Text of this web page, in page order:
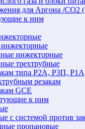
для Аргона /СО2
к ним
инжекторные
инжекторные
трехтрубные
типа Р2А, Р3П,
резакам
GCE
к ним
с системой против
пропановые